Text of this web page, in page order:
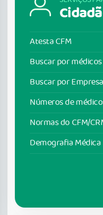
Atesta CFM
Buscar por médicos
Buscar por
Números de
Normas do CFM/
Demografia Médica